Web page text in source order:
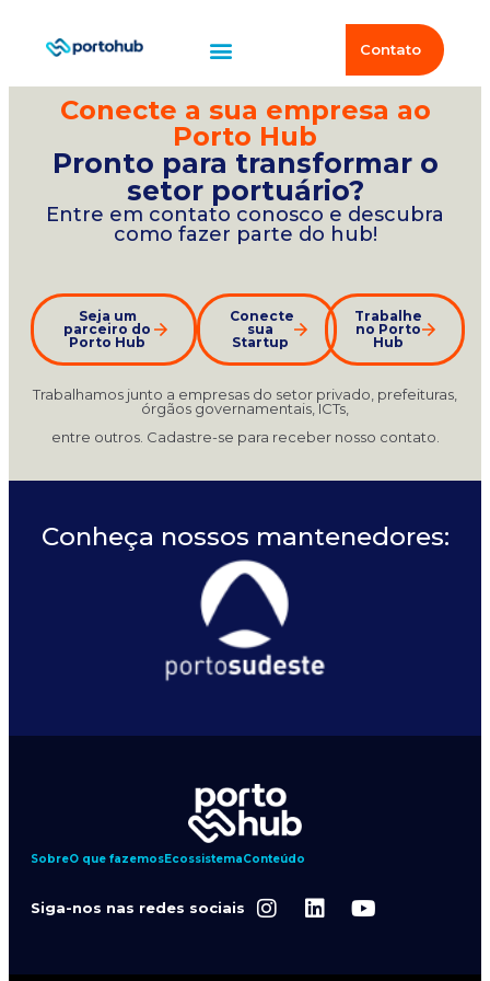
Contato
Conecte a sua empresa ao
Porto Hub
Pronto para transformar o
setor portuário?
Entre em contato conosco e descubra
como fazer parte do hub!
Seja um
parceiro do
Porto Hub
Conecte
sua
Startup
Trabalhe
no Porto
Hub
Trabalhamos junto a empresas do setor privado, prefeituras,
órgãos governamentais, ICTs,
entre outros. Cadastre-se para receber nosso contato.
Conheça nossos mantenedores:
SobreO que fazemosEcossistemaConteúdo
Siga-nos nas redes sociais